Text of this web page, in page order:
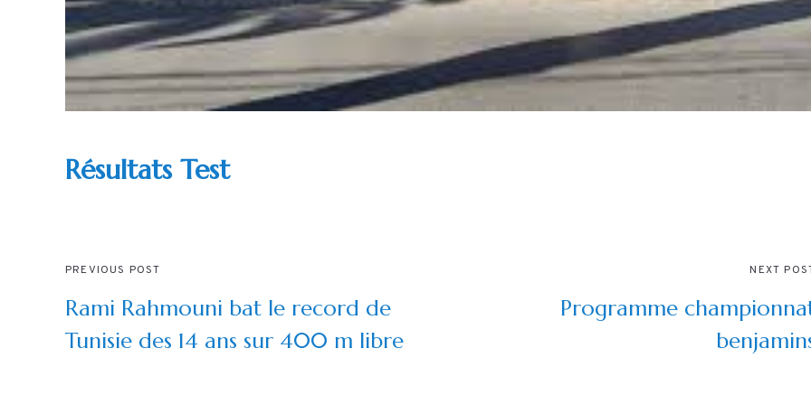
Résultats Test
PREVIOUS POST
Rami Rahmouni bat le record de
Tunisie des 14 ans sur 400 m libre
NEXT
Programme